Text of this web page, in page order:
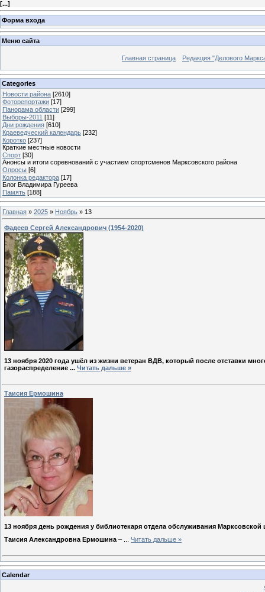
[...]
Форма входа
Меню сайта
Главная страница Редакция "Делового
Categories
Новости района [2610]
Фоторепортажи [17]
Панорама области [299]
Выборы-2011 [11]
Дни рождения [610]
Краеведческий календарь [232]
Коротко [237]
Краткие местные новости
Спорт [30]
Анонсы и итоги соревнований с участием спортсменов Марксовского района
Опросы [6]
Колонка редактора [17]
Блог Владимира Гуреева
Память [188]
Главная » 2025 » Ноябрь » 13
Фадеев Сергей Александрович (1954-2020)
13 ноября 2020 года ушёл из жизни ветеран ВДВ, который после отставки
газораспределение ... Читать дальше »
Таисия Ермошина
13 ноября день рождения у библиотекаря отдела обслуживания
Таисия Александровна Ермошина – Читать дальше »
Calendar